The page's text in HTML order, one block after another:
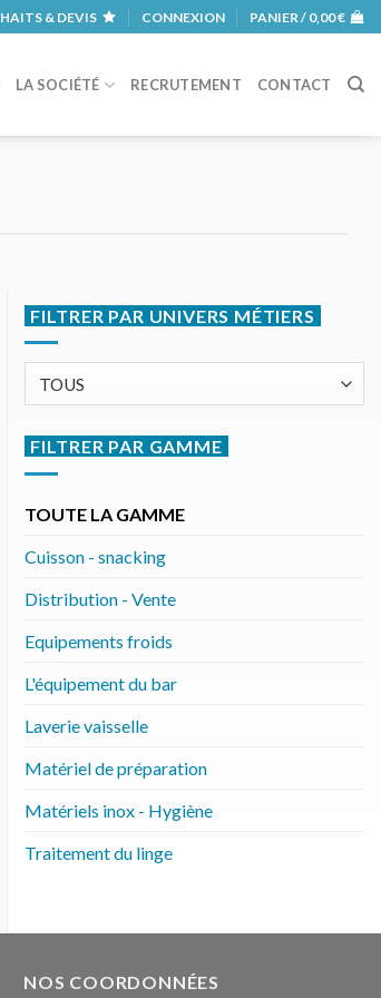
& DEVIS CONNEXION PANIER / 0,00€
LA SOCIÉTÉ RECRUTEMENT CONTACT
FILTRER PAR UNIVERS MÉTIERS
FILTRER PAR GAMME
TOUTE LA GAMME
Cuisson - snacking
Distribution - Vente
Equipements froids
L'équipement du bar
Laverie vaisselle
Matériel de préparation
Matériels inox - Hygiène
Traitement du linge
NOS COORDONNÉES